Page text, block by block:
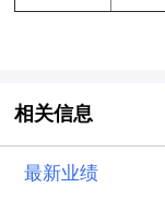
相关信息
最新业绩